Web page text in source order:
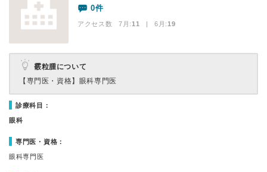
0件
アクセス数 7月:11 | 6月:19
霰粒腫について
【専門医・資格】 眼科専門医
診療科目：
眼科
専門医・資格：
眼科専門医